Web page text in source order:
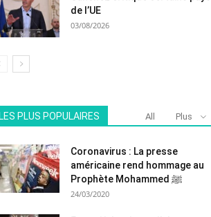
de l’UE
03/08/2026
LES PLUS POPULAIRES All Plus
Coronavirus : La presse
américaine rend hommage au
Prophète Mohammed ﷺ
24/03/2020